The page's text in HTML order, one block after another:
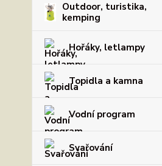
Outdoor, turistika,
kemping
Hořáky, letlampy
Topidla a kamna
Vodní program
Svařování